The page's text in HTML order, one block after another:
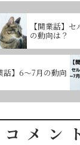
【開業話】
の動向は？
話】6～7月の動向
コメン